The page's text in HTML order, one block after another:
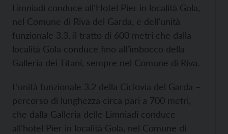
Limniadi conduce all’Hotel Pier in località Gola,
nel Comune di Riva del Garda, e dell’unità
funzionale 3.3, il tratto di 600 metri che dalla
località Gola conduce fino all’imbocco della
Galleria dei Titani, sempre nel Comune di Riva.
L’unità funzionale 3.2 della Ciclovia del Garda –
percorso di lunghezza circa pari a 700 metri,
che dalla Galleria delle Limniadi conduce
all’hotel Pier in località Gola, nel Comune di